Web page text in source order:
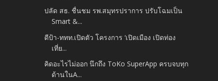
ปลัด สธ. ชื่นชม รพ.สมุทรปราการ ปรับโฉมเป็น
Smart &...
ดีป้า-ททท.เปิดตัว โครงการ ‘เปิดเมือง เปิดท่อง
เที่ย...
คิดอะไรไม่ออก นึกถึง ToKo SuperApp ครบจบทุก
ด้านในA...